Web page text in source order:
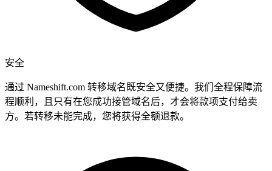
安全
通过 Nameshift.com 转移域名既安全又便捷。我们全程保障流
程顺利，且只有在您成功接管域名后，才会将款项支付给卖
方。若转移未能完成，您将获得全额退款。